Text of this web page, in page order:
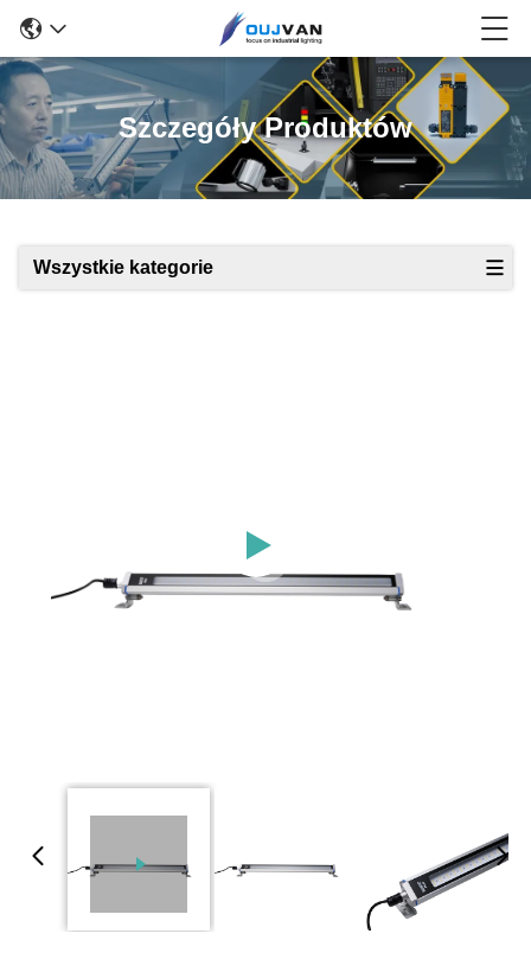
Szczegóły Produktów
Wszystkie kategorie